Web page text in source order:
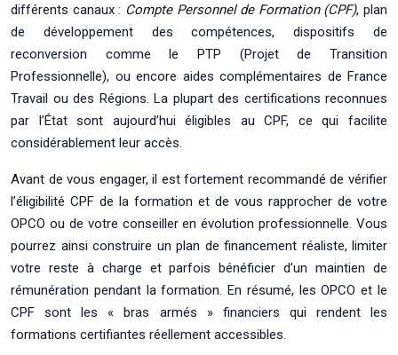
différents canaux : Compte Personnel de Formation (CPF), plan
de développement des compétences, dispositifs de
reconversion comme le PTP (Projet de Transition
Professionnelle), ou encore aides complémentaires de France
Travail ou des Régions. La plupart des certifications reconnues
par l’État sont aujourd’hui éligibles au CPF, ce qui facilite
considérablement leur accès.
Avant de vous engager, il est fortement recommandé de vérifier
l’éligibilité CPF de la formation et de vous rapprocher de votre
OPCO ou de votre conseiller en évolution professionnelle. Vous
pourrez ainsi construire un plan de financement réaliste, limiter
votre reste à charge et parfois bénéficier d’un maintien de
rémunération pendant la formation. En résumé, les OPCO et le
CPF sont les « bras armés » financiers qui rendent les
formations certifiantes réellement accessibles.